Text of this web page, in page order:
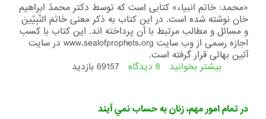
«محمد: خاتم انبیاء» کتابی است که توسط دکتر محمدّ ابراهیم
خان نوشته شده است. در این کتاب به ذکر معنی خَاتَمَ النَّبِيِّينَ
و مسائل و مطالب مرتبط با آن پرداخته اند. این کتاب با کسب
اجازه رسمی از وب سایت www.sealofprophets.org در سایت
آئین بهائی قرار گرفته است.
بیشتر بخوانید درباره
8 دیدگاه 69157 بازدید
در تمام امور مهم،‌ زنان به حساب نمي آيند